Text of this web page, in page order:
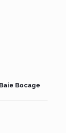
Bocage